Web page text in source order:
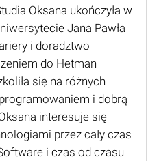
Oksana ukończyła w
Jana Pawła
i doradztwo
do Hetman
się na różnych
i dobrą
interesuje się
przez cały czas
i czas od czasu